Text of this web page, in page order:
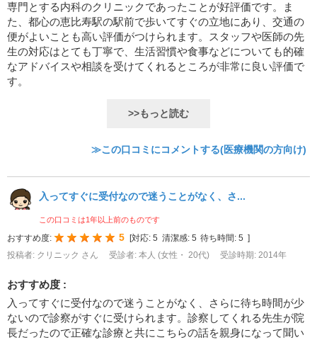
専門とする内科のクリニックであったことが好評価です。ま
た、都心の恵比寿駅の駅前で歩いてすぐの立地にあり、交通の
便がよいことも高い評価がつけられます。スタッフや医師の先
生の対応はとても丁寧で、生活習慣や食事などについても的確
なアドバイスや相談を受けてくれるところが非常に良い評価で
す。
>>もっと読む
≫この口コミにコメントする(医療機関の方向け)
入ってすぐに受付なので迷うことがなく、さ...
この口コミは1年以上前のものです
おすすめ度: 5 [対応: 5 清潔感: 5 待ち時間: 5 ]
投稿者: クリニック さん
受診者: 本人 (女性・ 20代) 受診時期: 2014年
おすすめ度 :
入ってすぐに受付なので迷うことがなく、さらに待ち時間が少
ないので診察がすぐに受けられます。診察してくれる先生が院
長だったので正確な診療と共にこちらの話を親身になって聞い